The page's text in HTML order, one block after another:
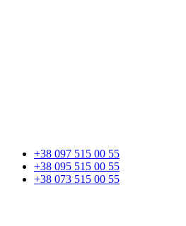
+38 097 515 00 55
+38 095 515 00 55
+38 073 515 00 55